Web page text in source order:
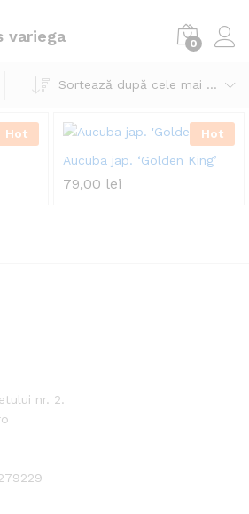
variega 0
Sortează după cele mai recente
Hot
Hot
Aucuba jap. ‘Golden King’
79,00 lei
nr. 2.